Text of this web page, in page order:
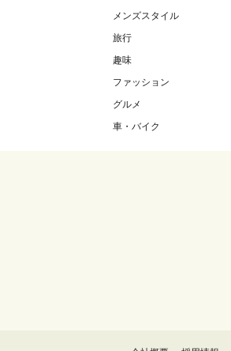
メンズスタイル
旅行
趣味
ファッション
グルメ
車・バイク